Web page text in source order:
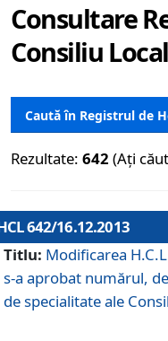
Consultare
Consiliu
Caută în Registrul de
Rezultate: 642 (Ați
642/16.12.2013
Titlu: Modificarea
s-a aprobat numărul,
de specialitate ale